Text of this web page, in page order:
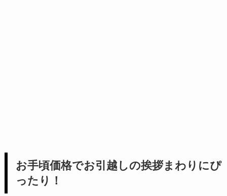
お手頃価格でお引越しの挨拶まわりにぴ
ったり！